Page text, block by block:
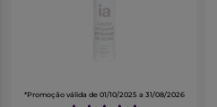
*Promoção válida de 01/10/2025 a 31/08/2026